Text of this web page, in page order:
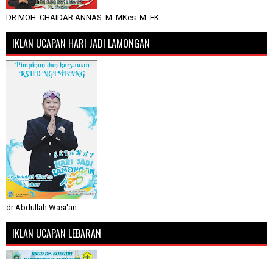
DR MOH. CHAIDAR ANNAS. M. MKes. M. EK
IKLAN UCAPAN HARI JADI LAMONGAN
dr Abdullah Wasi'an
IKLAN UCAPAN LEBARAN